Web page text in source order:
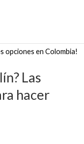
Las
hacer